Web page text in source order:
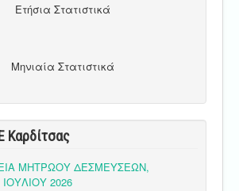
Ετήσια Στατιστικά
Μηνιαία Στατιστικά
Καρδίτσας